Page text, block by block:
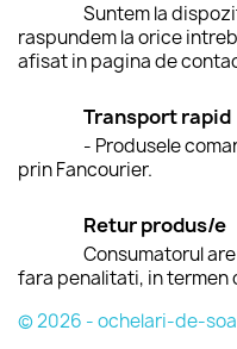
Suntem la
raspundem la orice
afisat in pagina de
Transport rapid
- Produsele
prin Fancourier.
Retur produs/e
Consumatorul
fara penalitati, in termen
© 2026 - ochelari-de-